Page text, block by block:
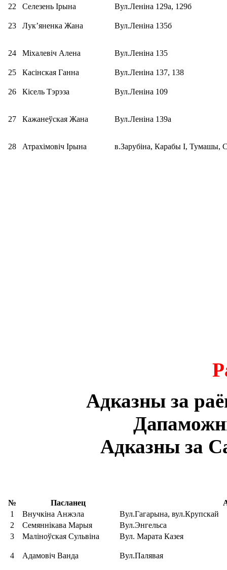
22
Селезень Ірына Вул.Леніна 129а, 129б
23 Лук’яненка Жана Вул.Леніна 135б
24 Міхалевіч Алена Вул.Леніна 135
25 Касінская Ганна Вул.Леніна 137, 138
26 Кісель Тэрэза Вул.Леніна 109
27 Кажанеўская Жана Вул.Леніна 139а
28 Атрахімовіч Ірына в.Зарубіна, Карабы I, Тумашы,
Адказны за
Адказны за
№ Пасланец
1
Внучкіна Анжэла
Вул.Гагарына, вул.Крупскай
2
Семяннікава Марыя
Вул.Энгельса
3
Маліноўская Сульвіна Вул. Марата Казея
4 Адамовіч Ванда Вул.Палявая